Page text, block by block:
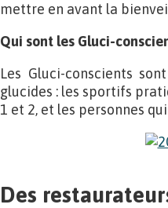
mettre en avant la
Qui sont les Gluci-
Les Gluci-conscients
glucides : les sportifs
1 et 2, et les personnes
Des